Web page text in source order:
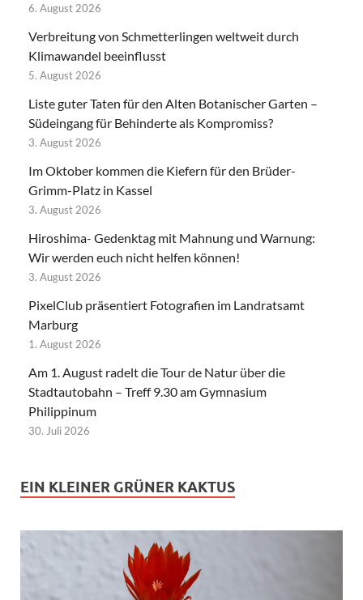
6. August 2026
Verbreitung von Schmetterlingen weltweit durch
Klimawandel beeinflusst
5. August 2026
Liste guter Taten für den Alten Botanischer Garten –
Südeingang für Behinderte als Kompromiss?
3. August 2026
Im Oktober kommen die Kiefern für den Brüder-
Grimm-Platz in Kassel
3. August 2026
Hiroshima- Gedenktag mit Mahnung und Warnung:
Wir werden euch nicht helfen können!
3. August 2026
PixelClub präsentiert Fotografien im Landratsamt
Marburg
1. August 2026
Am 1. August radelt die Tour de Natur über die
Stadtautobahn – Treff 9.30 am Gymnasium
Philippinum
30. Juli 2026
EIN KLEINER GRÜNER KAKTUS